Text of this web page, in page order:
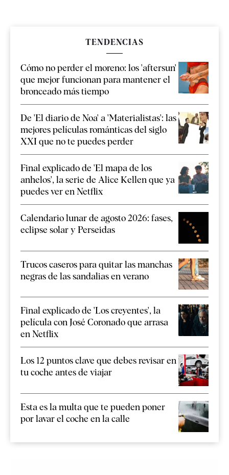
TENDENCIAS
Cómo no perder el moreno: los 'aftersun'
que mejor funcionan para mantener el
bronceado más tiempo
De 'El diario de Noa' a 'Materialistas': las
mejores películas románticas del siglo
XXI que no te puedes perder
Final explicado de 'El mapa de los
anhelos', la serie de Alice Kellen que ya
puedes ver en Netflix
Calendario lunar de agosto 2026: fases,
eclipse solar y Perseidas
Trucos caseros para quitar las manchas
negras de las sandalias en verano
Final explicado de 'Los creyentes', la
película con José Coronado que arrasa
en Netflix
Los 12 puntos clave que debes revisar en
tu coche antes de viajar
Esta es la multa que te pueden poner
por lavar el coche en la calle